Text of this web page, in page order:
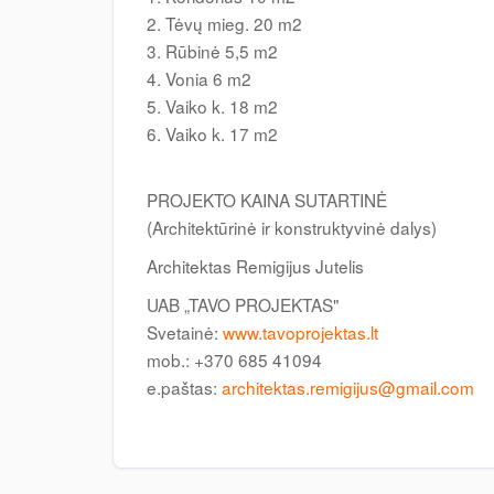
2. Tėvų mieg. 20 m2
3. Rūbinė 5,5 m2
4. Vonia 6 m2
5. Vaiko k. 18 m2
6. Vaiko k. 17 m2
PROJEKTO KAINA SUTARTINĖ
(Architektūrinė ir konstruktyvinė dalys)
Architektas Remigijus Jutelis
UAB „TAVO PROJEKTAS"
Svetainė: www.tavoprojektas.lt
mob.: +370 685 41094
e.paštas: architektas.remigijus@gmail.com